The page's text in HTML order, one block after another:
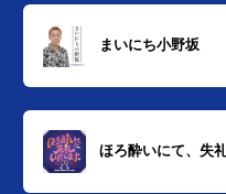
まいにち小野坂
ほろ酔いにて、失